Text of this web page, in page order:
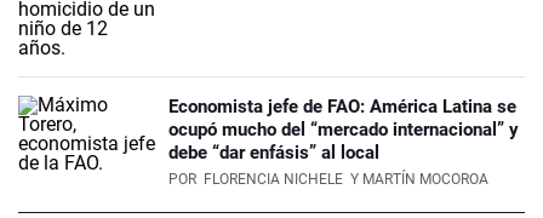
Economista jefe de FAO: América Latina se
ocupó mucho del “mercado internacional” y
debe “dar enfásis” al local
POR FLORENCIA NICHELE Y MARTÍN MOCOROA